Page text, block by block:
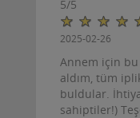
5/5
2025-02-26
Annem için
aldım, tüm
buldular.
sahiptiler!)